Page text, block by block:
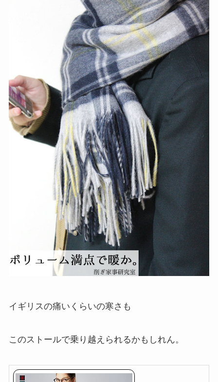
イギリスの痛いくらいの寒さも
このストールで乗り越えられるかもしれん。